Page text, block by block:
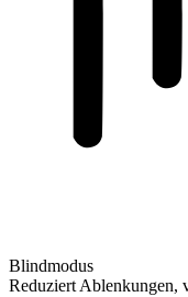
Blindmodus
Reduziert Ablenkungen,